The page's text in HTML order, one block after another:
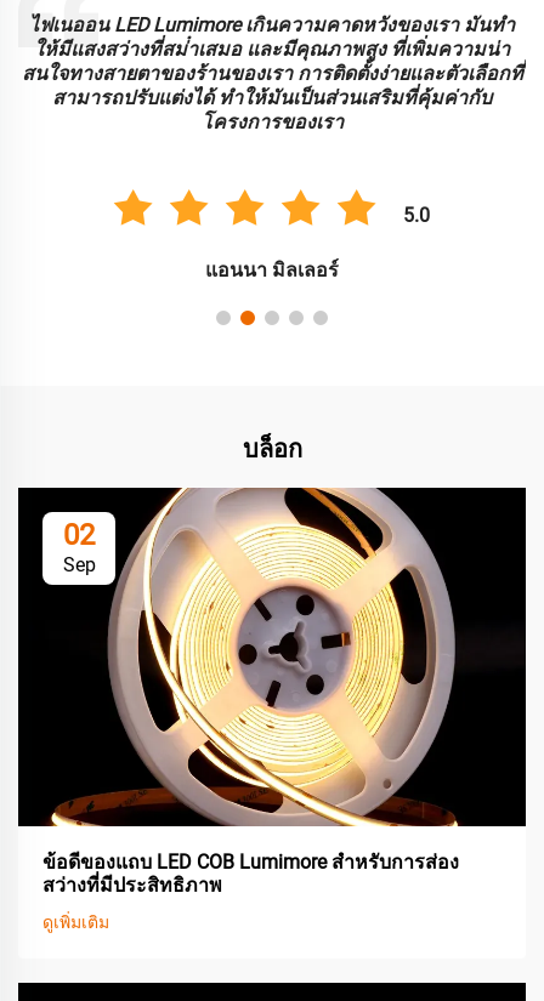
ไฟเนออน LED Lumimore เกินความคาดหวังของเรา มันทํา
ให้มีแสงสว่างที่สม่ําเสมอ และมีคุณภาพสูง ที่เพิ่มความน่า
สนใจทางสายตาของร้านของเรา การติดตั้งง่ายและตัวเลือกที่
สามารถปรับแต่งได้ ทําให้มันเป็นส่วนเสริมที่คุ้มค่ากับ
โครงการของเรา
5.0
แอนนา มิลเลอร์
บล็อก
02
Sep
ข้อดีของแถบ LED COB Lumimore สำหรับการส่อง
สว่างที่มีประสิทธิภาพ
ดูเพิ่มเติม